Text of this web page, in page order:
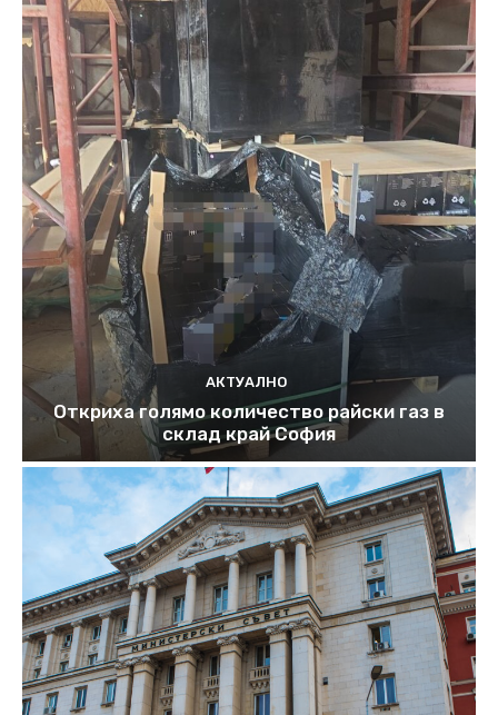
АКТУАЛНО
Откриха голямо количество райски газ в
склад край София